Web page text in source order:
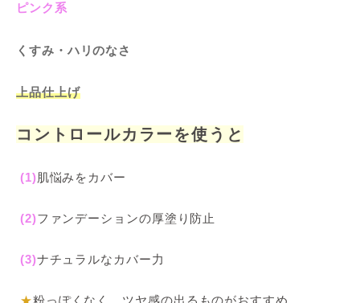
ピンク系
くすみ・ハリのなさ
上品仕上げ
コントロールカラーを使うと
(1)肌悩みをカバー
(2)ファンデーションの厚塗り防止
(3)ナチュラルなカバー力